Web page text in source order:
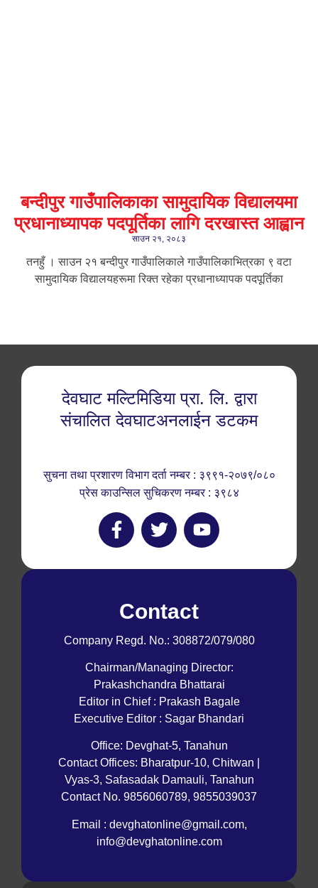
बन्दीपुर गाउँपालिकाका सामुदायिक विद्यालयमा
प्रधानाध्यापक पदपूर्तिका लागि दरखास्त आह्वान
साउन २१, २०८३
तनहुँ । साउन २१ बन्दीपुर गाउँपालिकाले गाउँपालिकाभित्रका ९ वटा
सामुदायिक विद्यालयहरूमा रिक्त रहेका प्रधानाध्यापक पदपूर्तिका
देवघाट मल्टिमिडिया प्रा. लि. द्वारा
संचालित देवघाटअनलाईन डटकम
सुचना तथा प्रशारण विभाग दर्ता नम्बर : ३९९१-२०७९/०८०
प्रेस काउन्सिल सुचिकरण नम्बर : ३९८४
Contact
Company Regd. No.: 308872/079/080
Chairman/Managing Director:
Prakashchandra Bhattarai
Editor in Chief : Prakash Bagale
Executive Editor : Sagar Bhandari
Office: Devghat-5, Tanahun
Contact Offices: Bharatpur-10, Chitwan |
Vyas-3, Safasadak Damauli, Tanahun
Contact No. 9856060789, 9855039037
Email : devghatonline@gmail.com,
info@devghatonline.com